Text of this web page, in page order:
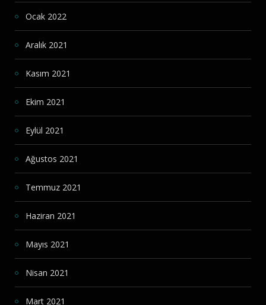
Ocak 2022
Aralık 2021
Kasım 2021
Ekim 2021
Eylül 2021
Ağustos 2021
Temmuz 2021
Haziran 2021
Mayıs 2021
Nisan 2021
Mart 2021